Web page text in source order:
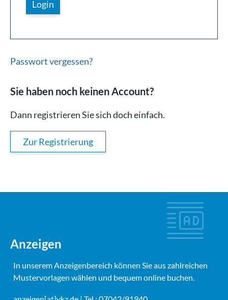
Passwort vergessen?
Sie haben noch keinen Account?
Dann registrieren Sie sich doch einfach.
Zur Registrierung
Anzeigen
In unserem Anzeigenbereich können Sie aus zahlreichen
Mustervorlagen wählen und bequem online buchen.